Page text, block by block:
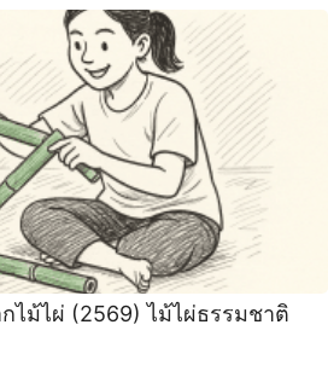
ไม้ไผ่ (2569) ไม้ไผ่ธรรมชาติ